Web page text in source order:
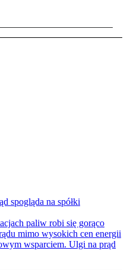
spogląda na spółki
paliw robi się gorąco
mimo wysokich cen energii
wsparciem. Ulgi na prąd